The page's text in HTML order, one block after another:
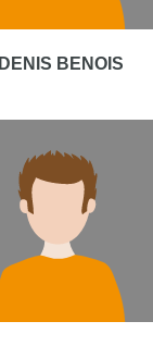
DENIS BENOIS